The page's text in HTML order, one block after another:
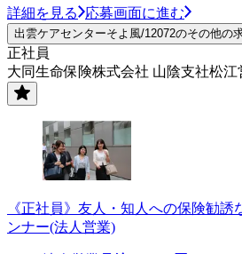
詳細を見る 応募画面に進む
出雲ケアセンターそよ風/12072のその他の
正社員
大同生命保険株式会社 山陰支社松
《正社員》友人・知人への保険勧誘
ンナー(法人営業)